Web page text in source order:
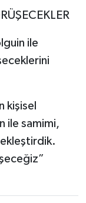
ile
kişisel
ile samimi,